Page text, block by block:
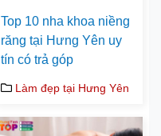
Top 10 nha khoa niềng
răng tại Hưng Yên uy
tín có trả góp
Làm đẹp tại Hưng Yên